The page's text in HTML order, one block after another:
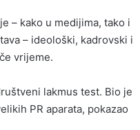
– kako u medijima, tako i
– ideološki, kadrovski i
vrijeme.
lakmus test. Bio je
PR aparata, pokazao